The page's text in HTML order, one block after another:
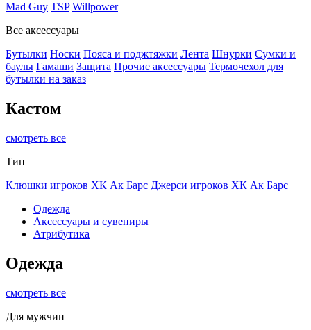
Mad Guy TSP Willpower
Все аксессуары
Бутылки Носки Пояса и поджтяжки Лента Шнурки Сумки и
баулы Гамаши Защита Прочие аксессуары Термочехол для
бутылки на заказ
Кастом
смотреть все
Тип
Клюшки игроков ХК Ак Барс Джерси игроков ХК Ак Барс
Одежда
Аксессуары и сувениры
Атрибутика
Одежда
смотреть все
Для мужчин